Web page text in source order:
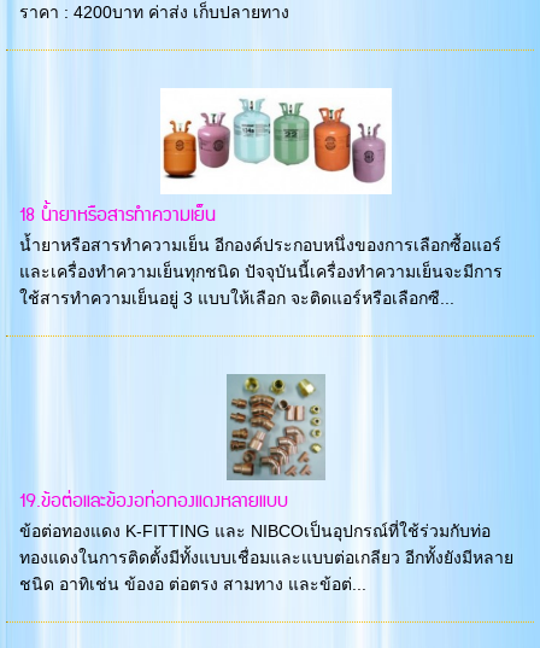
ราคา : 4200บาท ค่าส่ง เก็บปลายทาง
18 น้ำยาหรือสารทำความเย็น
น้ำยาหรือสารทำความเย็น อีกองค์ประกอบหนึ่งของการเลือกซื้อแอร์
และเครื่องทำความเย็นทุกชนิด ปัจจุบันนี้เครื่องทำความเย็นจะมีการ
ใช้สารทำความเย็นอยู่ 3 แบบให้เลือก จะติดแอร์หรือเลือกซื...
19.ข้อต่อและข้องอท่อทองแดงหลายแบบ
ข้อต่อทองแดง K-FITTING และ NIBCOเป็นอุปกรณ์ที่ใช้ร่วมกับท่อ
ทองแดงในการติดตั้งมีทั้งแบบเชื่อมและแบบต่อเกลียว อีกทั้งยังมีหลาย
ชนิด อาทิเช่น ข้องอ ต่อตรง สามทาง และข้อต่...